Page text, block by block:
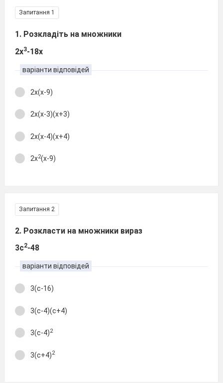
Запитання 1
1. Розкладіть на множники
2х3-18х
варіанти відповідей
2х(х-9)
2х(х-3)(х+3)
2х(х-4)(х+4)
2х2(х-9)
Запитання 2
2. Розкласти на множники вираз
3с2-48
варіанти відповідей
3(с-16)
3(с-4)(с+4)
3(с-4)2
3(с+4)2